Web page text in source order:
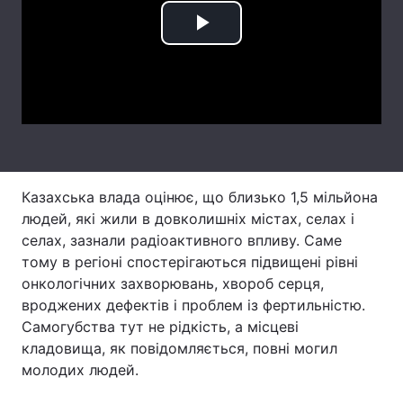
Play
Казахська влада оцінює, що близько 1,5 мільйона
людей, які жили в довколишніх містах, селах і
селах, зазнали радіоактивного впливу. Саме
тому в регіоні спостерігаються підвищені рівні
онкологічних захворювань, хвороб серця,
вроджених дефектів і проблем із фертильністю.
Самогубства тут не рідкість, а місцеві
кладовища, як повідомляється, повні могил
молодих людей.